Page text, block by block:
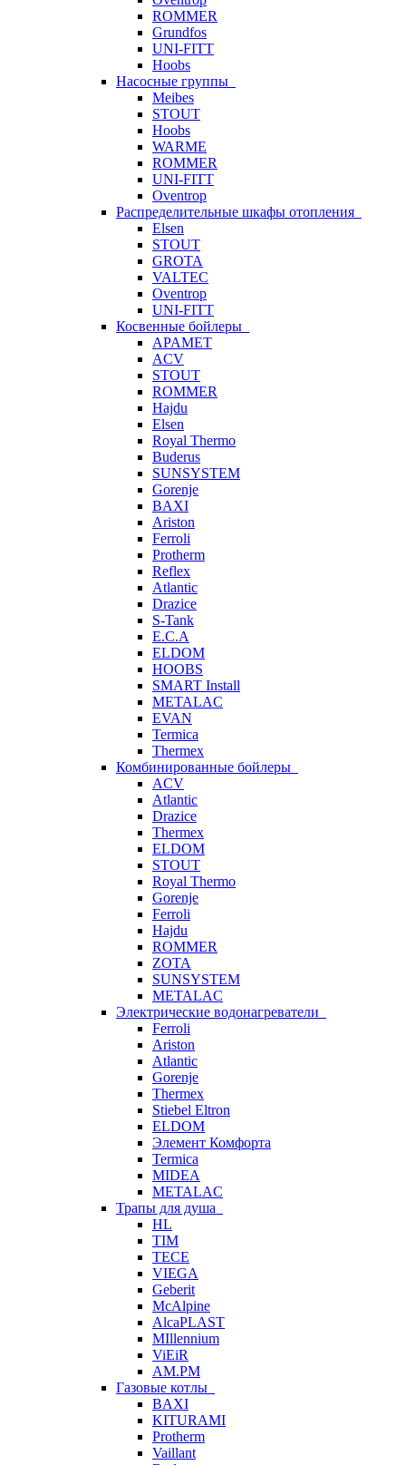
ROMMER
Grundfos
UNI-FITT
Hoobs
Насосные группы
Meibes
STOUT
Hoobs
WARME
ROMMER
UNI-FITT
Oventrop
Распределительные шкафы отопления
Elsen
STOUT
GROTA
VALTEC
Oventrop
UNI-FITT
Косвенные бойлеры
APAMET
ACV
STOUT
ROMMER
Hajdu
Elsen
Royal Thermo
Buderus
SUNSYSTEM
Gorenje
BAXI
Ariston
Ferroli
Protherm
Reflex
Atlantic
Drazice
S-Tank
E.C.A
ELDOM
HOOBS
SMART Install
METALAC
EVAN
Termica
Thermex
Комбинированные бойлеры
ACV
Atlantic
Drazice
Thermex
ELDOM
STOUT
Royal Thermo
Gorenje
Ferroli
Hajdu
ROMMER
ZOTA
SUNSYSTEM
METALAC
Электрические водонагреватели
Ferroli
Ariston
Atlantic
Gorenje
Thermex
Stiebel Eltron
ELDOM
Элемент Комфорта
Termica
MIDEA
METALAC
Трапы для душа
HL
TIM
TECE
VIEGA
Geberit
McAlpine
AlcaPLAST
MIllennium
ViEiR
AM.PM
Газовые котлы
BAXI
KITURAMI
Protherm
Vaillant